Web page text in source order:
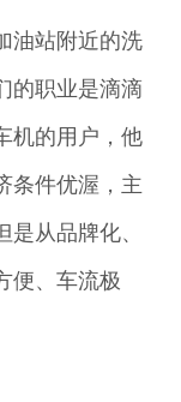
油站附近的洗
的职业是滴滴
机的用户，他
条件优渥，主
从品牌化、
便、车流极